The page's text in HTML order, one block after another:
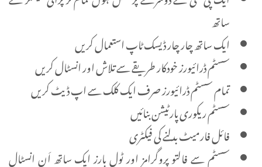
ساتھ
ایک ساتھ چار چار ڈیسک ٹاپ استعمال کریں
سسٹم ڈرائیورز خودکار طریقے سے تلاش اور انسٹال کریں
تمام سسٹم ڈرائیورز صرف ایک کلک سے اپ ڈیٹ کریں
سسٹم ریکوری پارٹیشن بنائیں
فائل فارمیٹ بدلنے کی فیکٹری
سسٹم سے فالتو پروگرامز اور ٹول بارز ایک ساتھ اَن انسٹال